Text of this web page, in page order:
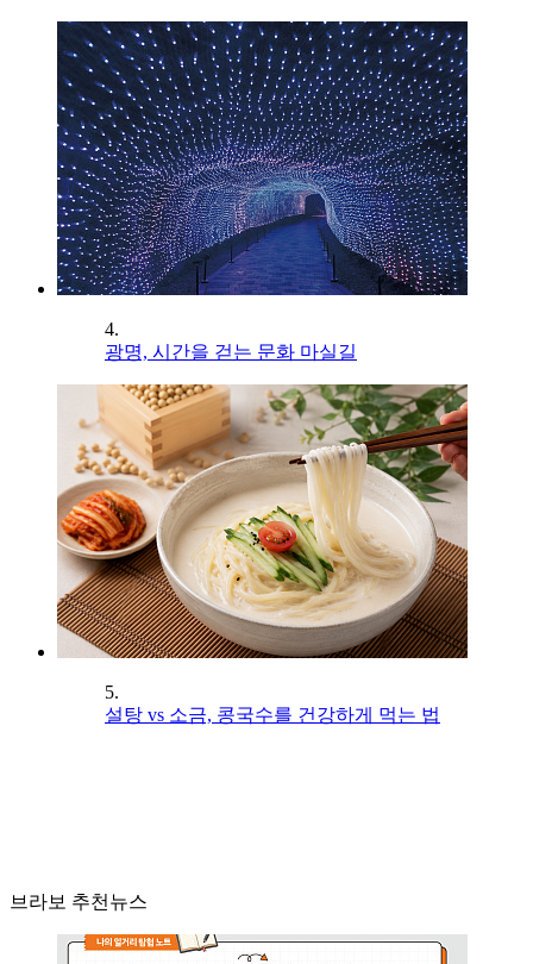
4.
광명, 시간을 걷는 문화 마실길
5.
설탕 vs 소금, 콩국수를 건강하게 먹는 법
브라보 추천뉴스